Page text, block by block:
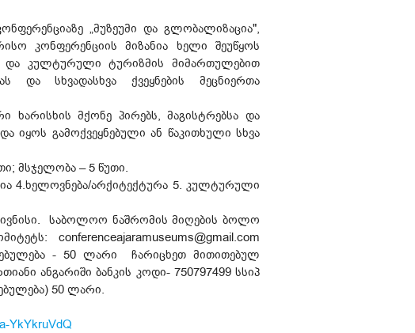
„მუზეუმი და გლობალიზაცია",
კონფერენციის მიზანია ხელი შეუწყოს
და კულტურული ტურიზმის მიმართულებით
და სხვადასხვა ქვეყნების მეცნიერთა
ხარისხის მქონე პირებს, მაგისტრებსა და
იყოს გამოქვეყნებული ან წაკითხული სხვა
მსჯელობა – 5 წუთი.
4.ხელოვნება/არქიტექტურა 5. კულტურული
ივნისი. საბოლოო ნაშრომის მიღების ბოლო
conferenceajaramuseums@gmail.com
- 50 ლარი ჩარიცხეთ მითითებულ
ანგარიში ბანკის კოდი- 750797499 სსიპ
50 ლარი.
YkYkruVdQ